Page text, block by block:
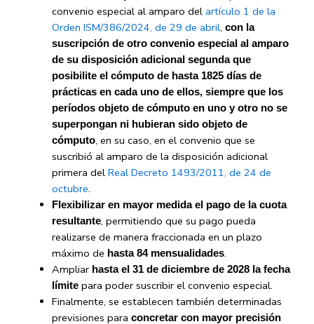
convenio especial al amparo del artículo 1 de la
Orden ISM/386/2024, de 29 de abril, con la
suscripción de otro convenio especial al amparo
de su disposición adicional segunda que
posibilite el cómputo de hasta 1825 días de
prácticas en cada uno de ellos, siempre que los
períodos objeto de cómputo en uno y otro no se
superpongan ni hubieran sido objeto de
cómputo, en su caso, en el convenio que se
suscribió al amparo de la disposición adicional
primera del Real Decreto 1493/2011, de 24 de
octubre.
Flexibilizar en mayor medida el pago de la cuota
resultante, permitiendo que su pago pueda
realizarse de manera fraccionada en un plazo
máximo de hasta 84 mensualidades.
Ampliarhasta el 31 de diciembre de 2028 la fecha
límitepara poder suscribir el convenio especial.
Finalmente, se establecen también determinadas
previsiones para concretar con mayor precisión